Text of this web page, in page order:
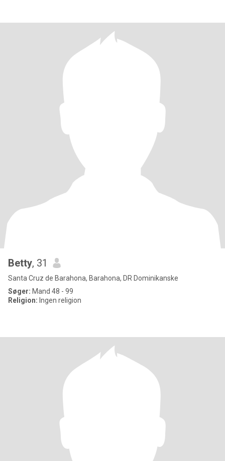
Betty, 31
Santa Cruz de Barahona, Barahona, DR Dominikanske
Søger: Mand 48 - 99
Religion: Ingen religion